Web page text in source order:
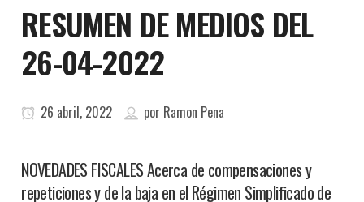
RESUMEN DE MEDIOS DEL
26-04-2022
26 abril, 2022 por Ramon Pena
NOVEDADES FISCALES Acerca de compensaciones y
repeticiones y de la baja en el Régimen Simplificado de